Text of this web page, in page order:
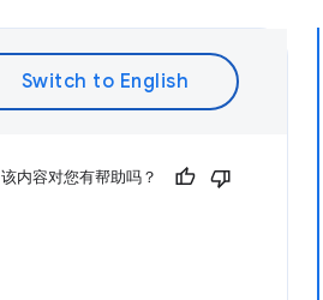
该内容对您有帮助吗？